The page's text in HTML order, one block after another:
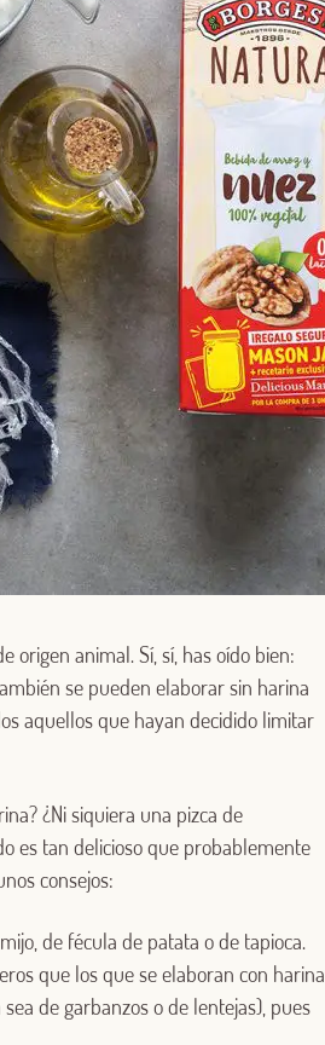
animal. Sí, sí, has oído bien:
se pueden elaborar sin harina
aquellos que hayan decidido limitar
¿Ni siquiera una pizca de
es tan delicioso que probablemente
consejos:
de fécula de patata o de tapioca.
que los que se elaboran con harina
de garbanzos o de lentejas), pues